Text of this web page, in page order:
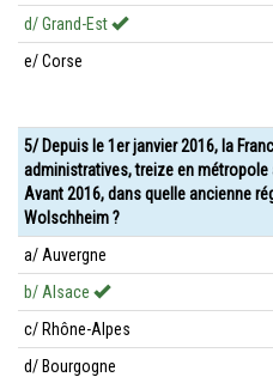
d/ Grand-Est
e/ Corse
5/ Depuis le 1er janvier 2016, la
administratives, treize en
Avant 2016, dans quelle ancienne
Wolschheim ?
a/ Auvergne
b/ Alsace
c/ Rhône-Alpes
d/ Bourgogne